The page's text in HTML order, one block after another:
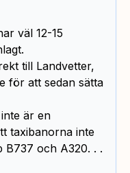
väl 12-15
till Landvetter,
för att sedan sätta
är en
taxibanorna inte
och A320. . .